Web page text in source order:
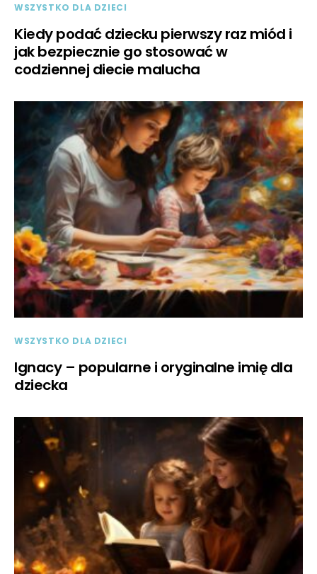
WSZYSTKO DLA DZIECI
Kiedy podać dziecku pierwszy raz miód i
jak bezpiecznie go stosować w
codziennej diecie malucha
WSZYSTKO DLA DZIECI
Ignacy – popularne i oryginalne imię dla
dziecka